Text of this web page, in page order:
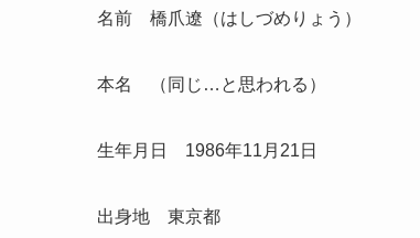
名前 橋爪遼（はしづめりょう）
本名 （同じ…と思われる）
生年月日 1986年11月21日
出身地 東京都